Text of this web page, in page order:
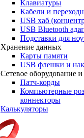
Клавиатуры
Кабели и
USB хаб
USB Bluetooth
Подставки для
Хранение данных
Карты памяти
USB флешки и
Сетевое оборудование и
Патч-корды
Компьютерные
коннекторы
Калькуляторы